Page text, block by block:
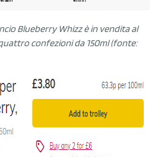
Blueberry Whizz è in vendita al
confezioni da 150ml (fonte: